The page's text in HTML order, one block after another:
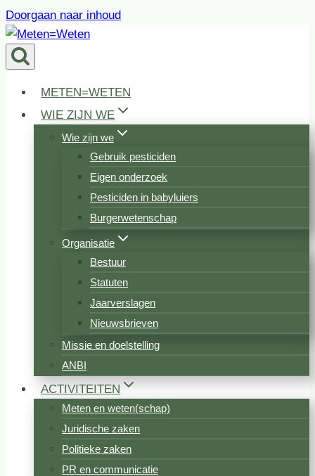
Doorgaan naar inhoud
METEN=WETEN
WIE ZIJN WE
Wie zijn we
Gebruik pesticiden
Eigen onderzoek
Pesticiden in babyluiers
Burgerwetenschap
Organisatie
Bestuur
Statuten
Jaarverslagen
Nieuwsbrieven
Missie en doelstelling
ANBI
ACTIVITEITEN
Meten en weten(schap)
Juridische zaken
Politieke zaken
PR en communicatie